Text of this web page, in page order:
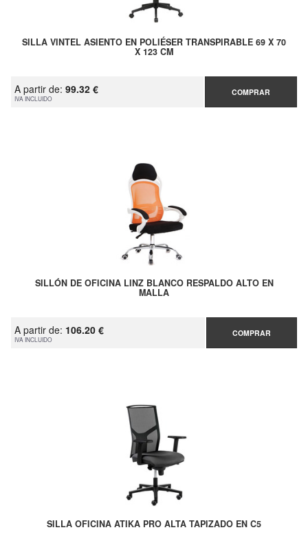
SILLA VINTEL ASIENTO EN POLIÉSER TRANSPIRABLE 69 X 70
X 123 CM
A partir de: 99.32 €
IVA INCLUIDO
COMPRAR
SILLÓN DE OFICINA LINZ BLANCO RESPALDO ALTO EN
MALLA
A partir de: 106.20 €
IVA INCLUIDO
COMPRAR
SILLA OFICINA ATIKA PRO ALTA TAPIZADO EN C5